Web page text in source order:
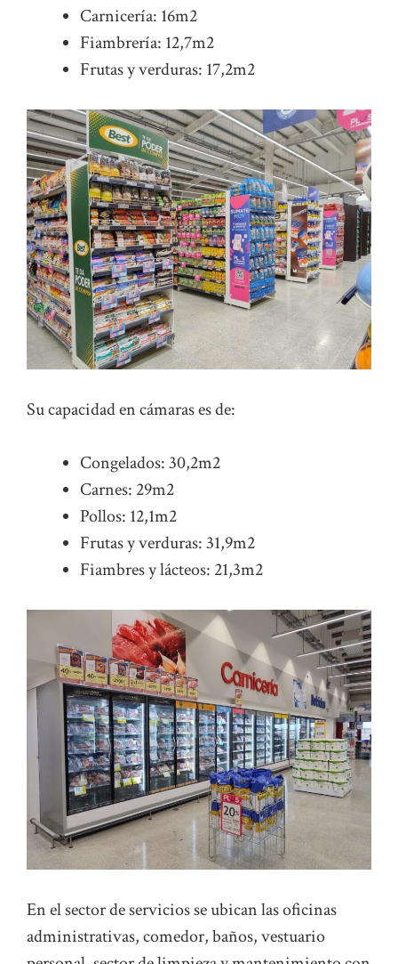
Carnicería: 16m2
Fiambrería: 12,7m2
Frutas y verduras: 17,2m2
Su capacidad en cámaras es de:
Congelados: 30,2m2
Carnes: 29m2
Pollos: 12,1m2
Frutas y verduras: 31,9m2
Fiambres y lácteos: 21,3m2
En el sector de servicios se ubican las oficinas
administrativas, comedor, baños, vestuario